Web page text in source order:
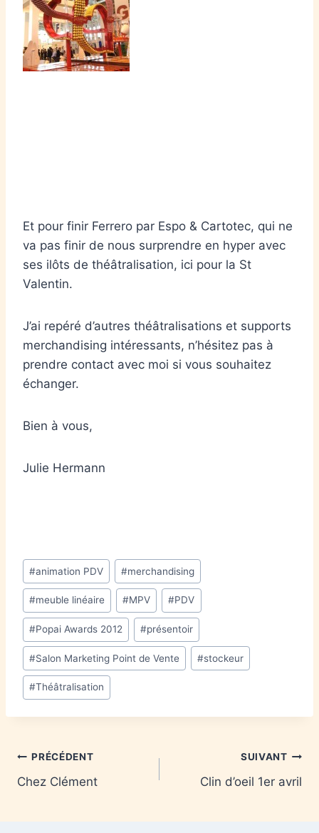
Et pour finir Ferrero par Espo & Cartotec, qui ne
va pas finir de nous surprendre en hyper avec
ses ilôts de théâtralisation, ici pour la St
Valentin.
J’ai repéré d’autres théâtralisations et supports
merchandising intéressants, n’hésitez pas à
prendre contact avec moi si vous souhaitez
échanger.
Bien à vous,
Julie Hermann
#animation PDV #merchandising
#meuble linéaire #MPV #PDV
#Popai Awards 2012 #présentoir
#Salon Marketing Point de Vente #stockeur
#Théâtralisation
PRÉCÉDENT
Chez Clément
SUIVANT
Clin d’oeil 1er avril